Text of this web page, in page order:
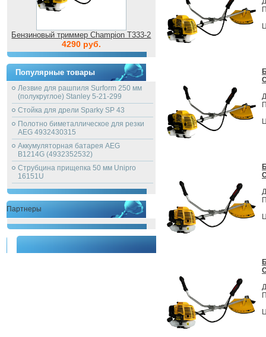
Бензиновый триммер Champion T333-2
4290 руб.
Популярные товары
Лезвие для рашпиля Surform 250 мм
(полукруглое) Stanley 5-21-299
Стойка для дрели Sparky SP 43
Полотно биметаллическое для резки
AEG 4932430315
Аккумуляторная батарея AEG
B1214G (4932352532)
Струбцина прищепка 50 мм Unipro
16151U
Партнеры